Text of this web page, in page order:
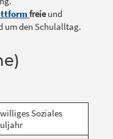
freieund
um den Schulalltag.
Soziales